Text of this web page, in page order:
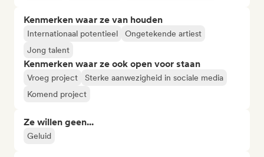
Kenmerken waar ze van houden
Internationaal potentieel
Ongetekende artiest
Jong talent
Kenmerken waar ze ook open voor staan
Vroeg project
Sterke aanwezigheid in sociale media
Komend project
Ze willen geen...
Geluid